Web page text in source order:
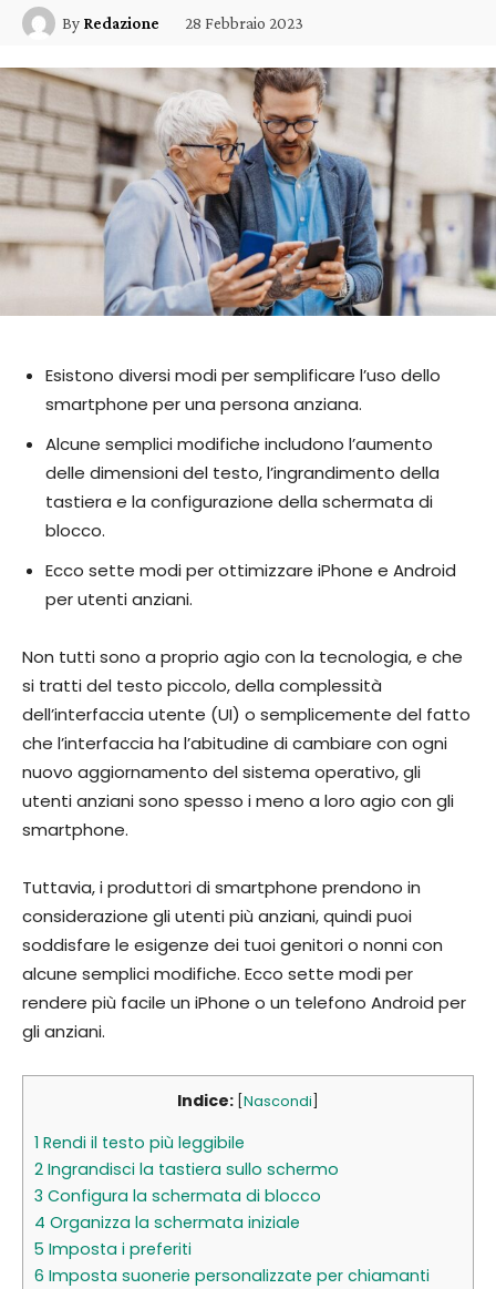
By Redazione 28 Febbraio 2023
Esistono diversi modi per semplificare l’uso dello
smartphone per una persona anziana.
Alcune semplici modifiche includono l’aumento
delle dimensioni del testo, l’ingrandimento della
tastiera e la configurazione della schermata di
blocco.
Ecco sette modi per ottimizzare iPhone e Android
per utenti anziani.
Non tutti sono a proprio agio con la tecnologia, e che
si tratti del testo piccolo, della complessità
dell’interfaccia utente (UI) o semplicemente del fatto
che l’interfaccia ha l’abitudine di cambiare con ogni
nuovo aggiornamento del sistema operativo, gli
utenti anziani sono spesso i meno a loro agio con gli
smartphone.
Tuttavia, i produttori di smartphone prendono in
considerazione gli utenti più anziani, quindi puoi
soddisfare le esigenze dei tuoi genitori o nonni con
alcune semplici modifiche. Ecco sette modi per
rendere più facile un iPhone o un telefono Android per
gli anziani.
Indice: Nascondi
1 Rendi il testo più leggibile
2 Ingrandisci la tastiera sullo schermo
3 Configura la schermata di blocco
4 Organizza la schermata iniziale
5 Imposta i preferiti
6 Imposta suonerie personalizzate per chiamanti